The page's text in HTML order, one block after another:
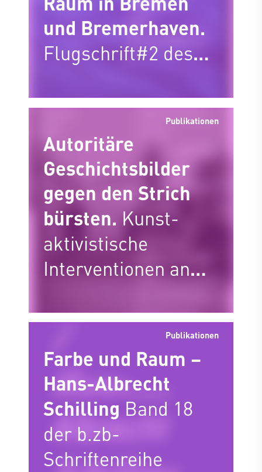
und Bremerhaven.
Flugschrift#2 des
für Baukultur
Publikationen
Autoritäre
Geschichtsbilder
gegen den Strich
bürsten. Kunst-
aktivistische
Interventionen an
Konfliktlinien
Publikationen
Farbe und Raum –
Hans-Albrecht
Schilling Band 18
der b.zb-
Schriftenreihe